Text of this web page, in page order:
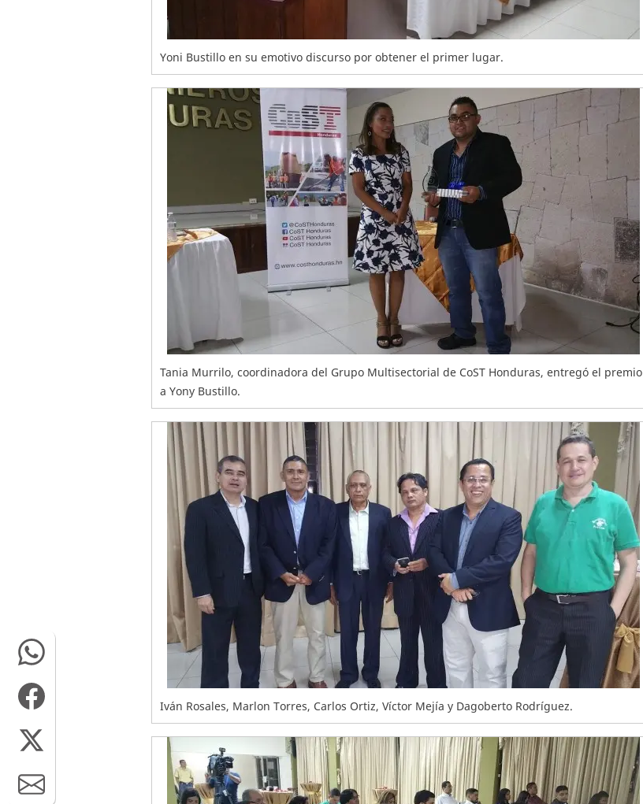
Yoni Bustillo en su emotivo discurso por obtener el primer lugar.
Tania Murrilo, coordinadora del Grupo Multisectorial de CoST Honduras, entregó el premio
a Yony Bustillo.
Iván Rosales, Marlon Torres, Carlos Ortiz, Víctor Mejía y Dagoberto Rodríguez.